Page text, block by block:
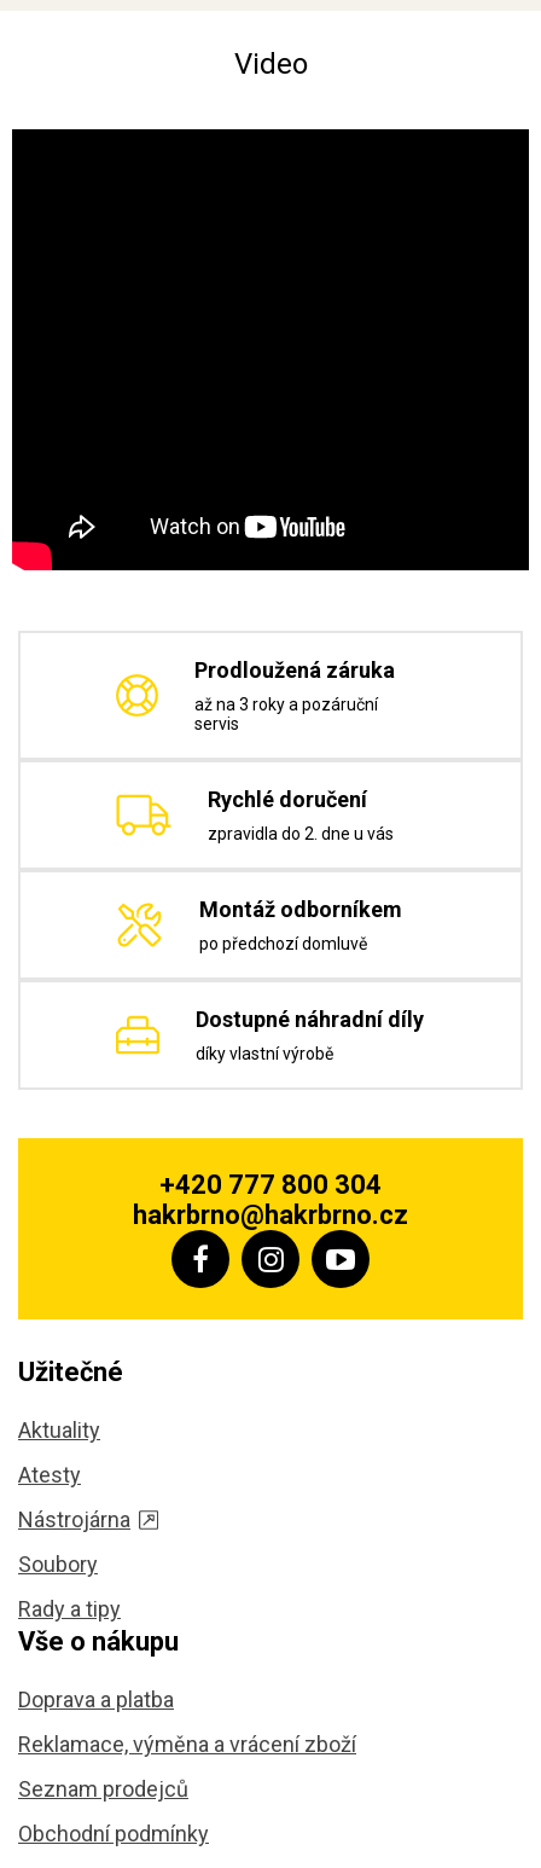
Video
Prodloužená záruka
až na 3 roky a pozáruční
servis
Rychlé doručení
zpravidla do 2. dne u vás
Montáž odborníkem
po předchozí domluvě
Dostupné náhradní díly
díky vlastní výrobě
+420 777 800 304
hakrbrno@hakrbrno.cz
Užitečné
Aktuality
Atesty
Nástrojárna
Soubory
Rady a tipy
Vše o nákupu
Doprava a platba
Reklamace, výměna a vrácení zboží
Seznam prodejců
Obchodní podmínky